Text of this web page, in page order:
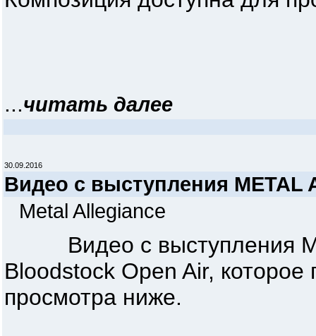
...читать далее
30.09.2016
Видео с выступления METAL
Metal Allegiance
Видео с выступления
Bloodstock Open Air,
просмотра ниже.